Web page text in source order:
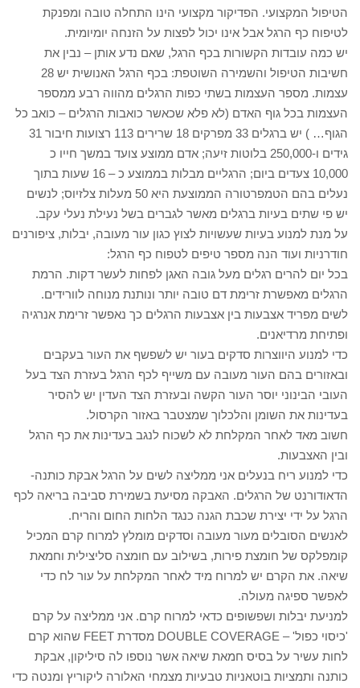
הטיפול המקצועי. הפדיקור מקצועי הינו התחלה טובה ומפנקת
לטיפוח כף הרגל אבל אינו יכול לפצות על הזנחה יומיומית.
יש כמה עובדות הקשורות בכף הרגל, שאם נדע אותן – נבין את
חשיבות הטיפול והשמירה השוטפת: בכף הרגל האנושית יש 28
עצמות. מספר העצמות בשתי כפות הרגלים מהווה רבע ממספר
העצמות בכל גוף האדם (לא פלא שכאשר כואבות הרגלים – כואב כל
הגוף… ) יש ברגלים 33 מפרקים 18 שרירים 113 רצועות חיבור 31
גידים ו-250,000 בלוטות זיעה; אדם ממוצע צועד במשך חייו כ
10,000 צעדים ביום; הרגליים מבלות בממוצע כ – 16 שעות בתוך
נעלים בהם הטמפרטורה הממוצעת היא 50 מעלות צלזיוס; לנשים
יש פי שתים בעיות ברגלים מאשר לגברים בשל נעילת נעלי עקב.
על מנת למנוע בעיות שעשויות לצוץ כגון עור מעובה, יבלות, ציפורנים
חודרניות ועוד הנה מספר טיפים לטפוח כף הרגל:
בכל יום להרים רגלים מעל גובה האגן לפחות לעשר דקות. הרמת
הרגלים מאפשרת זרימת דם טובה יותר ונותנת מנוחה לוורידים.
לשים מפריד אצבעות בין אצבעות הרגלים כך נאפשר זרימת אנרגיה
ופתיחת מרדיאנים.
כדי למנוע היווצרות סדקים בעור יש לשפשף את העור בעקבים
ובאזורים בהם העור מעובה עם משייף לכף הרגל בעזרת הצד בעל
העובי הבינוני יוסר העור הקשה ובעזרת הצד העדין יש להסיר
בעדינות את השומן והלכלוך שמצטבר באזור הקרסול.
חשוב מאד לאחר המקלחת לא לשכוח לנגב בעדינות את כף הרגל
ובין האצבעות.
כדי למנוע ריח בנעלים אני ממליצה לשים על הרגל אבקת כותנה-
הדאודורנט של הרגלים. האבקה מסיעת בשמירת סביבה בריאה לכף
הרגל על ידי יצירת שכבת הגנה כנגד הלחות החום והריח.
לאנשים הסובלים מעור מעובה וסדקים מומלץ למרוח קרם המכיל
קומפלקס של חומצת פירות, בשילוב עם חומצה סליצילית וחמאת
שיאה. את הקרם יש למרוח מיד לאחר המקלחת על עור לח כדי
לאפשר ספיגה מעולה.
למניעת יבלות ושפשופים כדאי למרוח קרם. אני ממליצה על קרם
'כיסוי כפול' – DOUBLE COVERAGE מסדרת FEET שהוא קרם
לחות עשיר על בסיס חמאת שיאה אשר נוספו לה סיליקון, אבקת
כותנה ותמציות בוטאניות טבעיות מצמחי האלורה ליקוריץ ומנטה כדי